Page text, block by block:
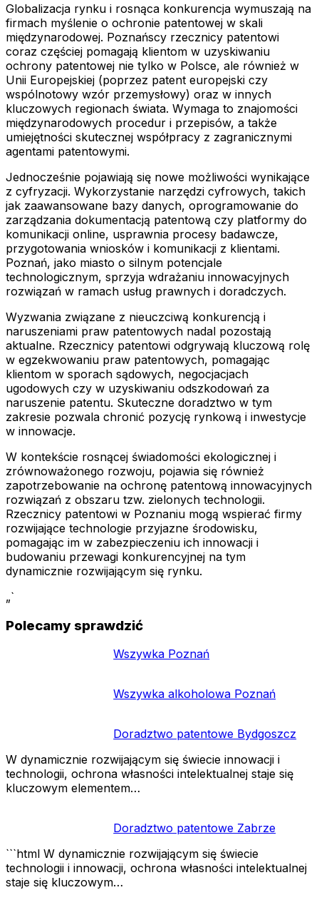
Globalizacja rynku i rosnąca konkurencja wymuszają na
firmach myślenie o ochronie patentowej w skali
międzynarodowej. Poznańscy rzecznicy patentowi
coraz częściej pomagają klientom w uzyskiwaniu
ochrony patentowej nie tylko w Polsce, ale również w
Unii Europejskiej (poprzez patent europejski czy
wspólnotowy wzór przemysłowy) oraz w innych
kluczowych regionach świata. Wymaga to znajomości
międzynarodowych procedur i przepisów, a także
umiejętności skutecznej współpracy z zagranicznymi
agentami patentowymi.
Jednocześnie pojawiają się nowe możliwości wynikające
z cyfryzacji. Wykorzystanie narzędzi cyfrowych, takich
jak zaawansowane bazy danych, oprogramowanie do
zarządzania dokumentacją patentową czy platformy do
komunikacji online, usprawnia procesy badawcze,
przygotowania wniosków i komunikacji z klientami.
Poznań, jako miasto o silnym potencjale
technologicznym, sprzyja wdrażaniu innowacyjnych
rozwiązań w ramach usług prawnych i doradczych.
Wyzwania związane z nieuczciwą konkurencją i
naruszeniami praw patentowych nadal pozostają
aktualne. Rzecznicy patentowi odgrywają kluczową rolę
w egzekwowaniu praw patentowych, pomagając
klientom w sporach sądowych, negocjacjach
ugodowych czy w uzyskiwaniu odszkodowań za
naruszenie patentu. Skuteczne doradztwo w tym
zakresie pozwala chronić pozycję rynkową i inwestycje
w innowacje.
W kontekście rosnącej świadomości ekologicznej i
zrównoważonego rozwoju, pojawia się również
zapotrzebowanie na ochronę patentową innowacyjnych
rozwiązań z obszaru tzw. zielonych technologii.
Rzecznicy patentowi w Poznaniu mogą wspierać firmy
rozwijające technologie przyjazne środowisku,
pomagając im w zabezpieczeniu ich innowacji i
budowaniu przewagi konkurencyjnej na tym
dynamicznie rozwijającym się rynku.
„`
Polecamy sprawdzić
Wszywka Poznań
Wszywka alkoholowa Poznań
Doradztwo patentowe Bydgoszcz
W dynamicznie rozwijającym się świecie innowacji i
technologii, ochrona własności intelektualnej staje się
kluczowym elementem…
Doradztwo patentowe Zabrze
```html W dynamicznie rozwijającym się świecie
technologii i innowacji, ochrona własności intelektualnej
staje się kluczowym…